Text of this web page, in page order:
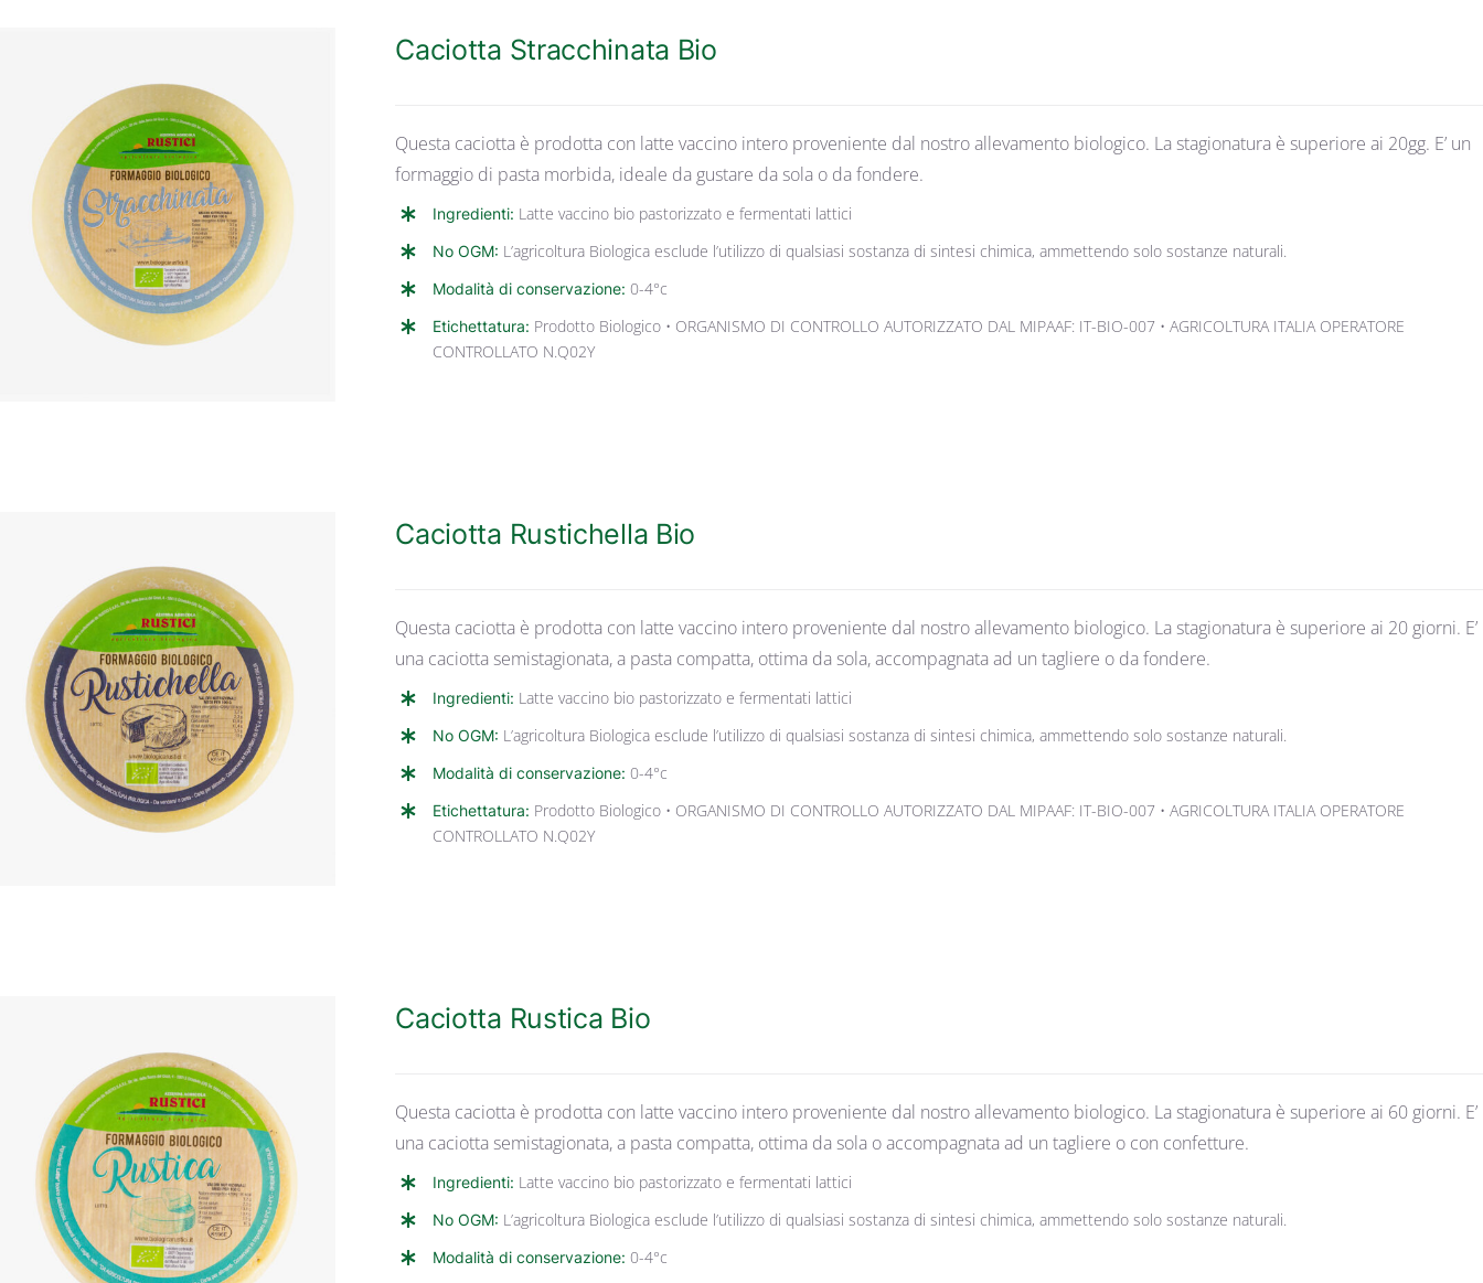
ANTEPRIMA RAPIDA
Caciotta Stracchinata Bio
Questa caciotta è prodotta con latte vaccino intero proveniente dal nostro allevamento biologico. La stagionatura è superiore ai 20gg. E’ un
formaggio di pasta morbida, ideale da gustare da sola o da fondere.
Ingredienti: Latte vaccino bio pastorizzato e fermentati lattici
No OGM: L’agricoltura Biologica esclude l’utilizzo di qualsiasi sostanza di sintesi chimica, ammettendo solo sostanze naturali.
Modalità di conservazione: 0-4°c
Etichettatura: Prodotto Biologico • ORGANISMO DI CONTROLLO AUTORIZZATO DAL MIPAAF: IT-BIO-007 • AGRICOLTURA ITALIA OPERATORE
CONTROLLATO N.Q02Y
ANTEPRIMA RAPIDA
Caciotta Rustichella Bio
Questa caciotta è prodotta con latte vaccino intero proveniente dal nostro allevamento biologico. La stagionatura è superiore ai 20 giorni. E’
una caciotta semistagionata, a pasta compatta, ottima da sola, accompagnata ad un tagliere o da fondere.
Ingredienti: Latte vaccino bio pastorizzato e fermentati lattici
No OGM: L’agricoltura Biologica esclude l’utilizzo di qualsiasi sostanza di sintesi chimica, ammettendo solo sostanze naturali.
Modalità di conservazione: 0-4°c
Etichettatura: Prodotto Biologico • ORGANISMO DI CONTROLLO AUTORIZZATO DAL MIPAAF: IT-BIO-007 • AGRICOLTURA ITALIA OPERATORE
CONTROLLATO N.Q02Y
ANTEPRIMA RAPIDA
Caciotta Rustica Bio
Questa caciotta è prodotta con latte vaccino intero proveniente dal nostro allevamento biologico. La stagionatura è superiore ai 60 giorni. E’
una caciotta semistagionata, a pasta compatta, ottima da sola o accompagnata ad un tagliere o con confetture.
Ingredienti: Latte vaccino bio pastorizzato e fermentati lattici
No OGM: L’agricoltura Biologica esclude l’utilizzo di qualsiasi sostanza di sintesi chimica, ammettendo solo sostanze naturali.
Modalità di conservazione: 0-4°c